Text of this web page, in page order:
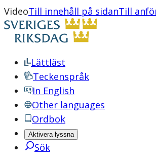
VideoTill innehåll på sidanTill
Lättläst
Teckenspråk
In English
Other languages
Ordbok
Aktivera lyssna
Sök